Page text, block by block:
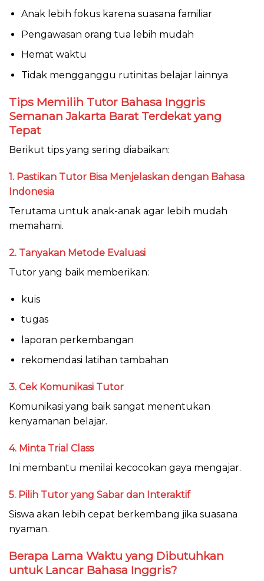
Anak lebih fokus karena suasana familiar
Pengawasan orang tua lebih mudah
Hemat waktu
Tidak mengganggu rutinitas belajar lainnya
Tips Memilih Tutor Bahasa Inggris
Semanan Jakarta Barat Terdekat yang
Tepat
Berikut tips yang sering diabaikan:
1. Pastikan Tutor Bisa Menjelaskan dengan Bahasa
Indonesia
Terutama untuk anak-anak agar lebih mudah
memahami.
2. Tanyakan Metode Evaluasi
Tutor yang baik memberikan:
kuis
tugas
laporan perkembangan
rekomendasi latihan tambahan
3. Cek Komunikasi Tutor
Komunikasi yang baik sangat menentukan
kenyamanan belajar.
4. Minta Trial Class
Ini membantu menilai kecocokan gaya mengajar.
5. Pilih Tutor yang Sabar dan Interaktif
Siswa akan lebih cepat berkembang jika suasana
nyaman.
Berapa Lama Waktu yang Dibutuhkan
untuk Lancar Bahasa Inggris?